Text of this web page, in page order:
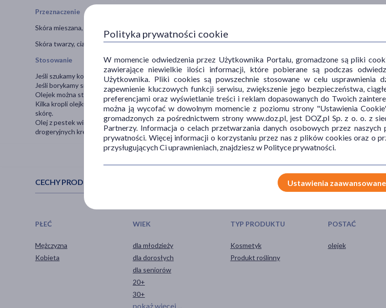
Przeznaczenie
Skóra mieszana, tłusta, dojrzała, działanie przeciwzmarszczkowe, zmniejsza opuchliznę.
Skóra twarzy, ciała, włosy, dłoni.
Stosowanie
Jeśli szukamy kosmetyku pod oczy, to niewielką ilość oleju z pestek winogron możemy wklepać co wieczór pod oczy i
Jeśli borykamy się z sińcami i workami pod oczami, na pewno sobie z tym poradzi.
Olejek można stosować jako codzienny, pielęgnujący krem do skóry rąk i paznokci.
Kilka kropli olejku możemy nanieść na dłoń i wklepać w skórę, delikatnie zwilżonej twarzy lub bezpośrednio
skórę.
Olej z pestek winogron bardzo dobrze sprawdzi się również jako dodatek do domowych maseczek do twarzy lub jako
drogeryjnych kremów i balsamów - wzbogaci ich skład.
CECHY PRODUKTU
PŁEĆ
Mężczyzna
Kobieta
WIEK
dla młodzieży
dla dorosłych
dla seniorów
20+
30+
pokaż więcej ...
TYP PRODUKTU
Kosmetyk
Produkt roślinny
POSTAĆ
olejek
Polityka prywatności cookie
W momencie odwiedzenia przez Użytkownika Portalu, gromadzone są pliki
zawierające niewielkie ilości informacji, które pobierane są podczas
Użytkownika. Pliki cookies są powszechnie stosowane w celu usprawnienia
zapewnienie kluczowych funkcji serwisu, zwiększenie jego bezpieczeństwa,
preferencjami oraz wyświetlanie treści i reklam dopasowanych do Twoich
można ją wycofać w dowolnym momencie z poziomu strony "Ustawienia
gromadzonych za pośrednictwem strony www.doz.pl, jest DOZ.pl Sp. z o. o. z
Partnerzy. Informacja o celach przetwarzania danych osobowych przez
prywatności. Więcej informacji o korzystaniu przez nas z plików cookies oraz o
przysługujących Ci uprawnieniach, znajdziesz w Polityce prywatności.
Ustawienia zaawansowane